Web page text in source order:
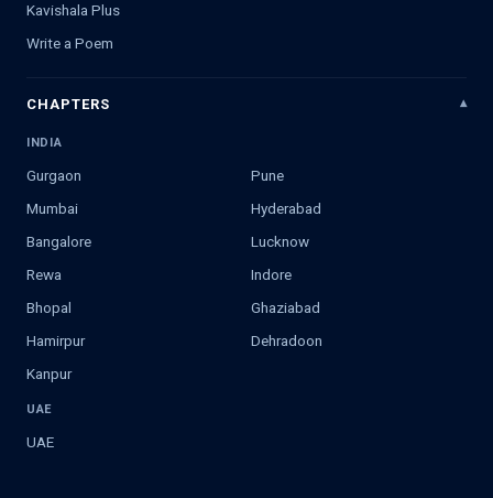
Kavishala Plus
Write a Poem
CHAPTERS
INDIA
Gurgaon
Pune
Mumbai
Hyderabad
Bangalore
Lucknow
Rewa
Indore
Bhopal
Ghaziabad
Hamirpur
Dehradoon
Kanpur
UAE
UAE